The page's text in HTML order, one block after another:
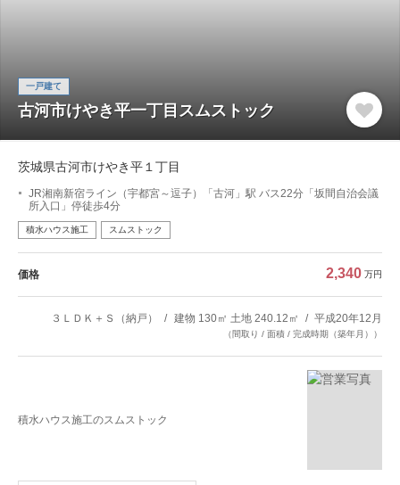
一戸建て
古河市けやき平一丁目スムストック
茨城県古河市けやき平１丁目
JR湘南新宿ライン（宇都宮～逗子）「古河」駅 バス22分「坂間自治会議
所入口」停徒歩4分
積水ハウス施工 スムストック
価格 2,340 万円
３ＬＤＫ＋Ｓ（納戸） 建物 130㎡ 土地 240.12㎡ 平成20年12月
（間取り / 面積 / 完成時期（築年月））
積水ハウス施工のスムストック